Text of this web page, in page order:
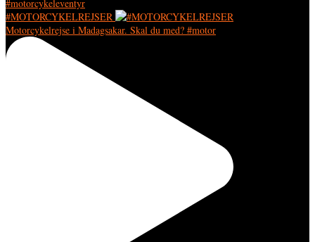
#MOTORCYKELREJSER
Motorcykelrejse i Madagsakar. Skal du med? #motor